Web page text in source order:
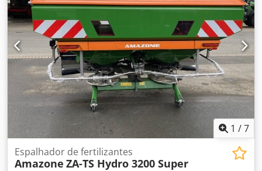
Iluminação LED Dwjdpst Dwh Rofx Aagsa
1 /7
Espalhador de fertilizantes
Amazone ZA-TS Hydro 3200 Super